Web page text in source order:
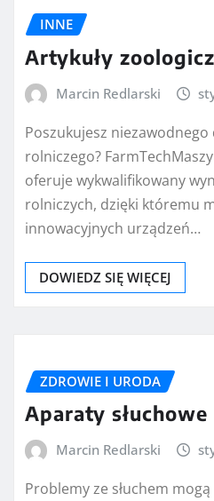
INNE
Artykuły
Marcin Redlarski
Poszukujesz
rolniczego?
oferuje wykwalifikowany
rolniczych, dzięki któremu
innowacyjnych urządzeń…
DOWIEDZ SIĘ WIĘCEJ
ZDROWIE I URODA
Aparaty
Marcin Redlarski
Problemy ze słuchem